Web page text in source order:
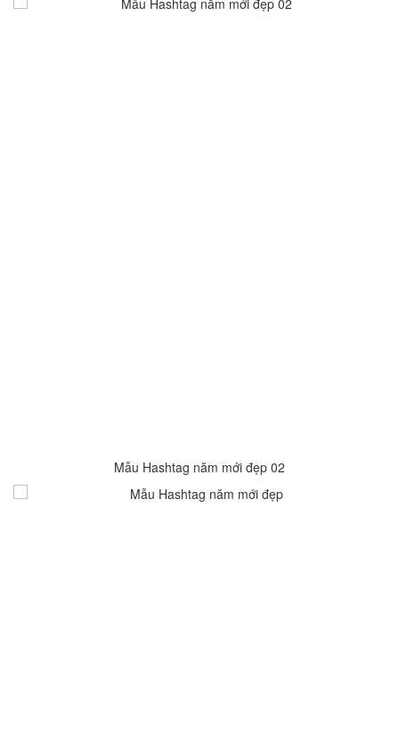
Mẫu Hashtag năm mới đẹp 02